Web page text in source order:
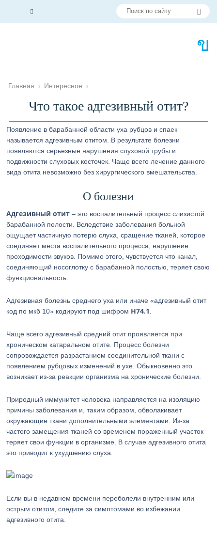
Главная › Интересное ›
Что такое адгезивный отит?
Появление в барабанной области уха рубцов и спаек
называется адгезивным отитом. В результате болезни
появляются серьезные нарушения слуховой трубы и
подвижности слуховых косточек. Чаще всего лечение данного
вида отита невозможно без хирургического вмешательства.
О болезни
Адгезивный отит – это воспалительный процесс слизистой
барабанной полости. Вследствие заболевания больной
ощущает частичную потерю слуха, сращение тканей, которое
соединяет места воспалительного процесса, нарушение
проходимости звуков. Помимо этого, чувствуется что канал,
соединяющий носоглотку с барабанной полостью, теряет свою
функциональность.
Адгезивная болезнь среднего уха или иначе «адгезивный отит
код по мкб 10» кодируют под шифром H74.1
Чаще всего адгезивный средний отит проявляется при
хроническом катаральном отите. Процесс болезни
сопровождается разрастанием соединительной ткани с
появлением рубцовых изменений в ухе. Обыкновенно это
возникает из-за реакции организма на хронические болезни.
Природный иммунитет человека направляется на изоляцию
причины заболевания и, таким образом, обволакивает
окружающие ткани дополнительными элементами. Из-за
частого замещения тканей со временем пораженный участок
теряет свои функции в организме. В случае адгезивного отита
это приводит к ухудшению слуха.
Если вы в недавнем времени переболели внутренним или
острым отитом, следите за симптомами во избежании
адгезивного отита.